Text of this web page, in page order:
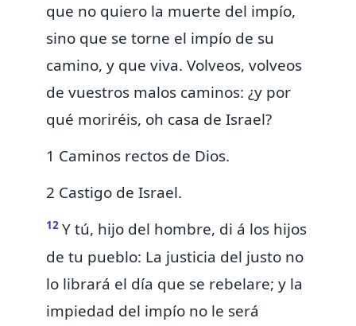
que no quiero la muerte del impío,
sino que se torne el impío de su
camino, y que viva. Volveos, volveos
de vuestros malos caminos: ¿y por
qué moriréis, oh casa de Israel?
1 Caminos rectos de Dios.
2 Castigo de Israel.
12 Y tú, hijo del hombre, di á los hijos
de tu pueblo: La justicia del justo no
lo librará el día que se rebelare; y la
impiedad del impío no le será